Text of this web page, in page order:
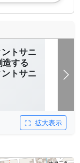
トサニ
造する
トサニ
次
拡大表示